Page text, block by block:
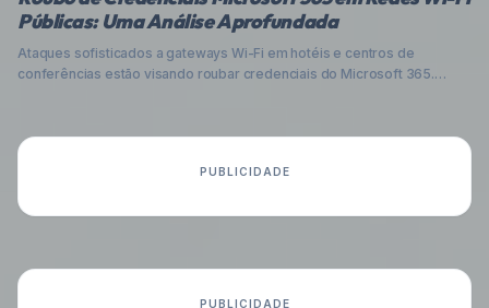
Públicas: Uma Análise Aprofundada
Ataques sofisticados a gateways Wi-Fi em hotéis e centros de
conferências estão visando roubar credenciais do Microsoft 365.
crescente.
PUBLICIDADE
PUBLICIDADE